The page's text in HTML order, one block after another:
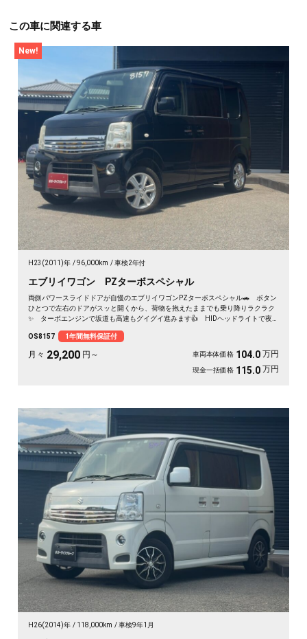
この車に関連する車
New!
H23(2011)年 96,000km 車検2年付
エブリイワゴン PZターボスペシャル
両側パワースライドドアが自慢のエブリイワゴンPZターボスペシャル🚗 ボタン
ひとつで左右のドアがスッと開くから、荷物を抱えたままでも乗り降りラクラク
✨ ターボエンジンで坂道も高速もグイグイ進みます👍 HIDヘッドライトで夜
とアウトドアへ繰り出したくなる一台です🚗 前向きな一歩を応援する《1年保証
付》です📌
OS8157 1年間無料保証付
月々 29,200 円～ 車両本体価格 104.0 万円
現金一括価格 115.0 万円
H26(2014)年 118,000km 車検9年1月